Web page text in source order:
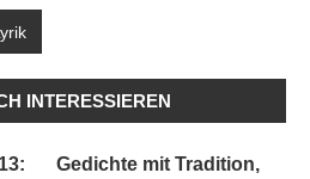
INTERESSIEREN
Gedichte mit Tradition,